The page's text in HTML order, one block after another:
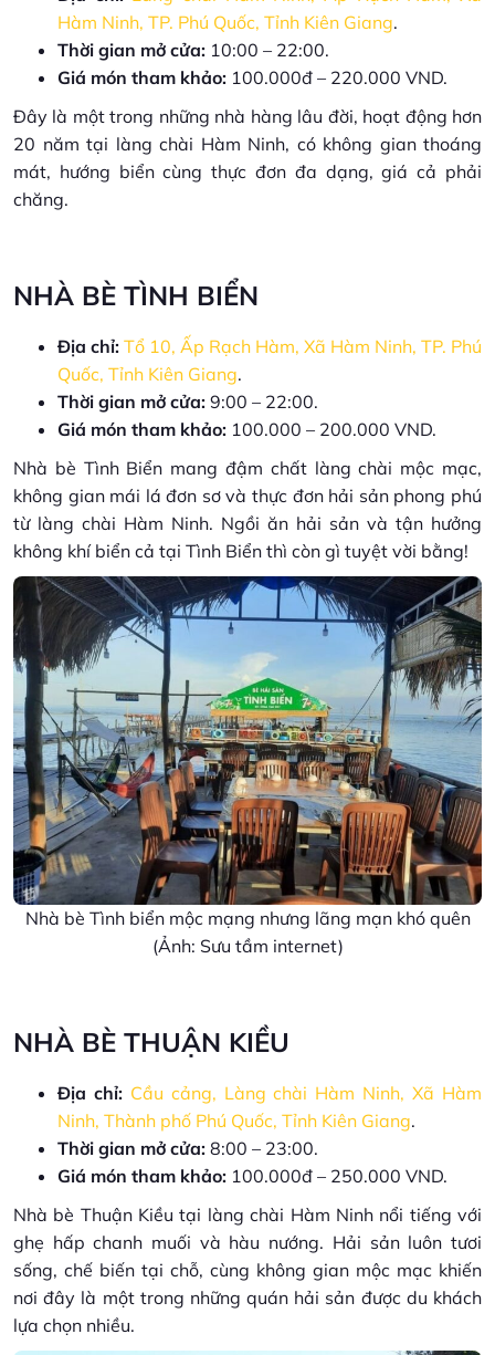
Hàm Ninh, TP. Phú Quốc, Tỉnh Kiên Giang.
Thời gian mở cửa: 10:00 – 22:00.
Giá món tham khảo: 100.000đ – 220.000 VND.
Đây là một trong những nhà hàng lâu đời, hoạt động hơn
20 năm tại làng chài Hàm Ninh, có không gian thoáng
mát, hướng biển cùng thực đơn đa dạng, giá cả phải
chăng.
NHÀ BÈ TÌNH BIỂN
Địa chỉ: Tổ 10, Ấp Rạch Hàm, Xã Hàm Ninh, TP. Phú
Quốc, Tỉnh Kiên Giang.
Thời gian mở cửa: 9:00 – 22:00.
Giá món tham khảo: 100.000 – 200.000 VND.
Nhà bè Tình Biển mang đậm chất làng chài mộc mạc,
không gian mái lá đơn sơ và thực đơn hải sản phong phú
từ làng chài Hàm Ninh. Ngồi ăn hải sản và tận hưởng
không khí biển cả tại Tình Biển thì còn gì tuyệt vời bằng!
Nhà bè Tình biển mộc mạng nhưng lãng mạn khó quên
(Ảnh: Sưu tầm internet)
NHÀ BÈ THUẬN KIỀU
Địa chỉ: Cầu cảng, Làng chài Hàm Ninh, Xã Hàm
Ninh, Thành phố Phú Quốc, Tỉnh Kiên Giang.
Thời gian mở cửa: 8:00 – 23:00.
Giá món tham khảo: 100.000đ – 250.000 VND.
Nhà bè Thuận Kiều tại làng chài Hàm Ninh nổi tiếng với
ghẹ hấp chanh muối và hàu nướng. Hải sản luôn tươi
sống, chế biến tại chỗ, cùng không gian mộc mạc khiến
nơi đây là một trong những quán hải sản được du khách
lựa chọn nhiều.